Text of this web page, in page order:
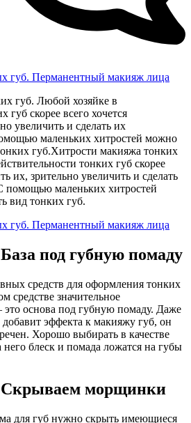
губ. Любой хозяйке в
губ скорее всего хочется
увеличить и сделать их
маленьких хитростей можно
губ.Хитрости макияжа тонких
тонких губ скорее
их, зрительно увеличить и сделать
помощью маленьких хитростей
вид тонких губ.
под губную помаду
средств для оформления тонких
средстве значительное
это основа под губную помаду. Даже
добавит эффекта к макияжу губ, он
Хорошо выбирать в качестве
него блеск и помада ложатся на губы
морщинки
для губ нужно скрыть имеющиеся